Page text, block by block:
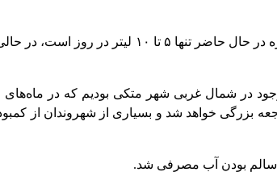
شمال غربی شهر متکی بودیم که در ماه‌های
خواهد شد و بسیاری از شهروندان از کمبود
سالم بودن آب مصرفی شد.